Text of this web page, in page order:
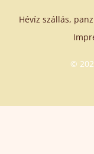
©
Hévíz szállás,